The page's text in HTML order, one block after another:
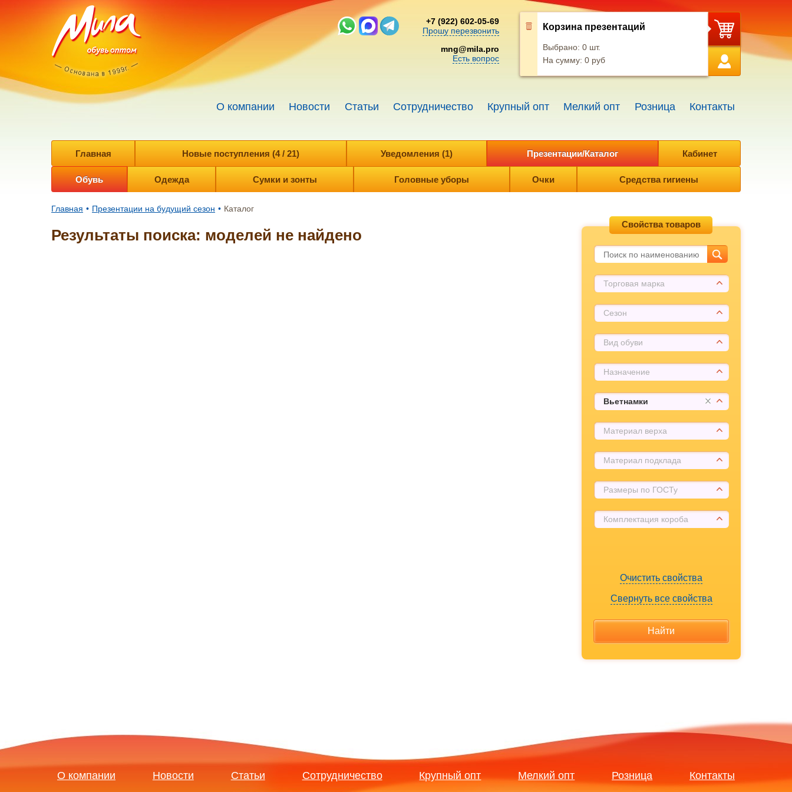
+7 (922) 602-05-69
Прошу перезвонить
mng@mila.pro
Есть вопрос
Корзина презентаций
Выбрано: 0 шт.
На сумму: 0 руб
О компании Новости Статьи Сотрудничество Крупный опт Мелкий опт Розница Контакты
Главная Новые поступления (4 / 21) Уведомления (1) Презентации/Каталог Кабинет
Обувь Одежда Сумки и зонты Головные уборы Очки Средства гигиены
Главная • Презентации на будущий сезон • Каталог
Результаты поиска: моделей не найдено
Свойства товаров
Торговая марка
Сезон
Вид обуви
Назначение
Вьетнамки
Материал верха
Материал подклада
Размеры по ГОСТу
Комплектация короба
Очистить свойства
Свернуть все свойства
О компании Новости Статьи Сотрудничество Крупный опт Мелкий опт Розница Контакты